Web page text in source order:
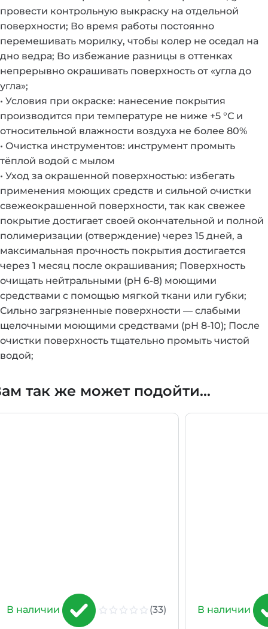
провести контрольную выкраску на отдельной
поверхности; Во время работы постоянно
перемешивать морилку, чтобы колер не оседал на
дно ведра; Во избежание разницы в оттенках
непрерывно окрашивать поверхность от «угла до
угла»;
• Условия при окраске: нанесение покрытия
производится при температуре не ниже +5 °С и
относительной влажности воздуха не более 80%
• Очистка инструментов: инструмент промыть
тёплой водой с мылом
• Уход за окрашенной поверхностью: избегать
применения моющих средств и сильной очистки
свежеокрашенной поверхности, так как свежее
покрытие достигает своей окончательной и полной
полимеризации (отверждение) через 15 дней, а
максимальная прочность покрытия достигается
через 1 месяц после окрашивания; Поверхность
очищать нейтральными (рН 6-8) моющими
средствами с помощью мягкой ткани или губки;
Сильно загрязненные поверхности — слабыми
щелочными моющими средствами (рН 8-10); После
очистки поверхность тщательно промыть чистой
водой;
так же может подойти...
В наличии (33) В наличии